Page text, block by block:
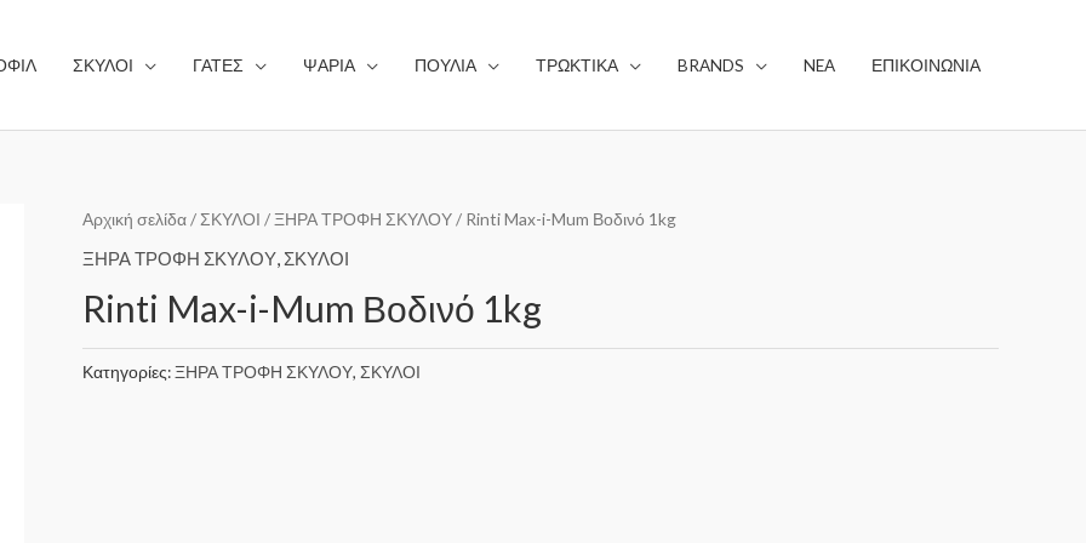
ΣΚΥΛΟΙ ΓΑΤΕΣ ΨΑΡΙΑ ΠΟΥΛΙΑ ΤΡΩΚΤΙΚΑ BRANDS NEA ΕΠΙΚΟΙΝΩΝΙΑ
Αρχική σελίδα/ ΣΚΥΛΟΙ / ΞΗΡΑ ΤΡΟΦΗ ΣΚΥΛΟΥ/ Rinti Max-i-Mum Βοδινό 1kg
ΞΗΡΑ ΤΡΟΦΗ ΣΚΥΛΟΥ, ΣΚΥΛΟΙ
Rinti Max-i-Mum Βοδινό 1kg
Κατηγορίες:ΞΗΡΑ ΤΡΟΦΗ ΣΚΥΛΟΥ, ΣΚΥΛΟΙ